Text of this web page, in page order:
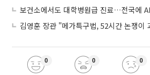
김영훈 장관 "메가특구법, 52시간 논쟁이
0 0 0